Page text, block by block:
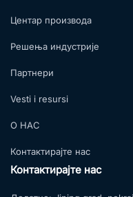
Центар производа
Решења индустрије
Партнери
Vesti i resursi
О НАС
Контактирајте нас
Контактирајте нас